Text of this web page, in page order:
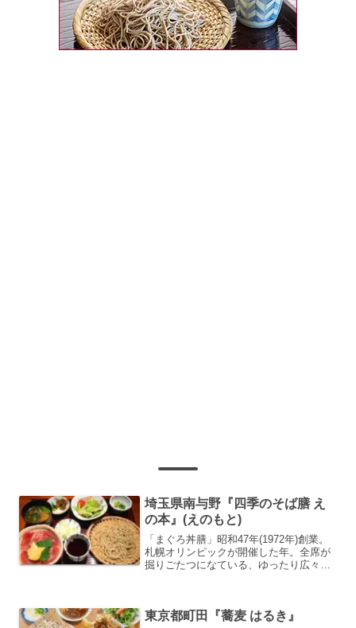
埼玉県南与野『四季のそば膳 え
の本』(えのもと)
「まぐろ丼膳」昭和47年(1972年)創業。
札幌オリンピックが開催した年。全席が
掘りごたつになている、ゆったり広々と
東京都町田『蕎麦 はるき』